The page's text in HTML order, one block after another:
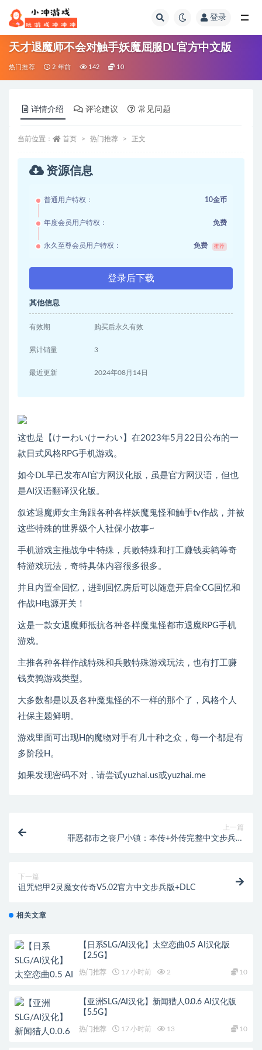
登录
天才退魔师不会对触手妖魔屈服DL官方中文版
热门推荐 2 年前 142 10
详情介绍 评论建议 常见问题
当前位置： 首页 热门推荐 正文
资源信息
普通用户特权： 10金币
年度会员用户特权： 免费
永久至尊会员用户特权： 免费 推荐
登录后下载
其他信息
有效期 购买后永久有效
累计销量 3
最近更新 2024年08月14日
这也是【けーわいけーわい】在2023年5月22日公布的一
款日式风格RPG手机游戏。
如今DL早已发布AI官方网汉化版，虽是官方网汉语，但也
是AI汉语翻译汉化版。
叙述退魔师女主角跟各种各样妖魔鬼怪和触手tv作战，并被
这些特殊的世界级个人社保小故事~
手机游戏主推战争中特殊，兵败特殊和打工赚钱卖鹑等奇
特游戏玩法，奇特具体内容很多很多。
并且内置全回忆，进到回忆房后可以随意开启全CG回忆和
作战H电源开关！
这是一款女退魔师抵抗各种各样魔鬼怪都市退魔RPG手机
游戏。
主推各种各样作战特殊和兵败特殊游戏玩法，也有打工赚
钱卖鹑游戏类型。
大多数都是以及各种魔鬼怪的不一样的那个了，风格个人
社保主题鲜明。
游戏里面可出现H的魔物对手有几十种之众，每一个都是有
多阶段H。
如果发现密码不对，请尝试yuzhai.us或yuzhai.me
上一篇
罪恶都市之丧尸小镇：本传+外传完整中文步兵版
下一篇
诅咒铠甲2灵魔女传奇V5.02官方中文步兵版+DLC
相关文章
【日系SLG/AI汉化】太空恋曲0.5 AI汉化版
【2.5G】
热门推荐 17 小时前 2 10
【亚洲SLG/AI汉化】新闻猎人0.0.6 AI汉化版
【5.5G】
热门推荐 17 小时前 13 10